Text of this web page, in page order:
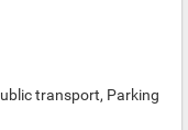
transport, Parking